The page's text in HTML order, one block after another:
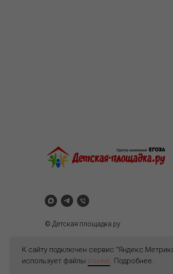
К сайту подключен сервис
использует файлы cookie. Подробнее.
© Детская площадка ру